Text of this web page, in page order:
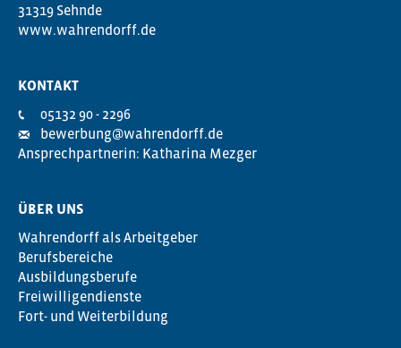
31319 Sehnde
www.wahrendorff.de
KONTAKT
05132 90 - 2296
bewerbung@wahrendorff.de
Ansprechpartnerin: Katharina Mezger
ÜBER UNS
Wahrendorff als Arbeitgeber
Berufsbereiche
Ausbildungsberufe
Freiwilligendienste
Fort- und Weiterbildung